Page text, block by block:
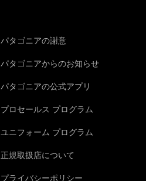
パタゴニアの謝意
パタゴニアからのお知らせ
パタゴニアの公式アプリ
プロセールス プログラム
ユニフォーム プログラム
正規取扱店について
プライバシーポリシー